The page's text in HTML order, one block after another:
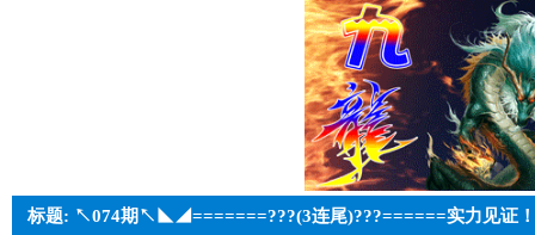
标题: ↖074期↖◣◢=======???(3连尾)???======实力见证！